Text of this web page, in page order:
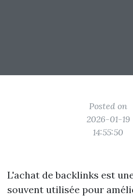
Posted on
2026-01-19
14:55:50
L'achat de backlinks est
souvent utilisée pour